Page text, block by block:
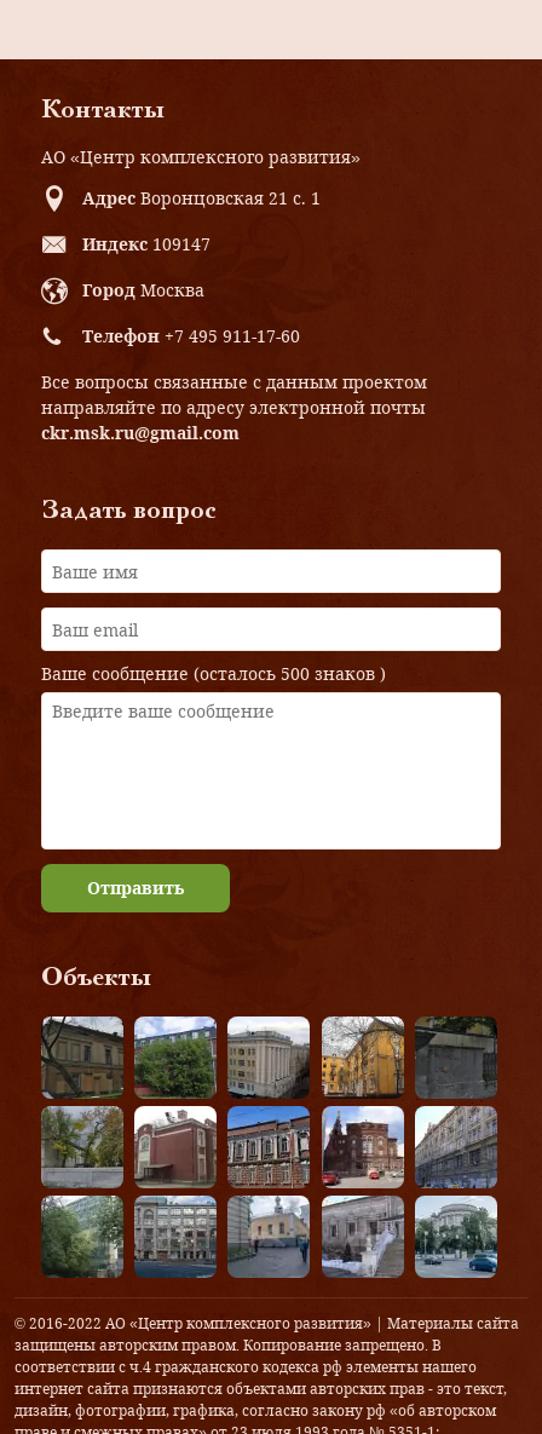
Контакты
АО «Центр комплексного развития»
Адрес Воронцовская 21 с. 1
Индекс 109147
Город Москва
Телефон +7 495 911-17-60
Все вопросы связанные с данным проектом
направляйте по адресу электронной почты
ckr.msk.ru@gmail.com
Задать вопрос
Ваше сообщение (осталось 500 знаков )
Отправить
Объекты
© 2016-2022 АО «Центр комплексного развития» | Материалы сайта
защищены авторским правом. Копирование запрещено. В
соответствии с ч.4 гражданского кодекса рф элементы нашего
интернет сайта признаются объектами авторских прав - это текст,
дизайн, фотографии, графика, согласно закону рф «об авторском